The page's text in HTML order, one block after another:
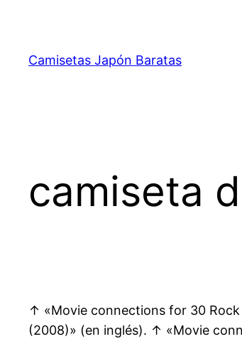
contenido
Camisetas Japón Baratas
camiseta
↑ «Movie connections for 30
(2008)» (en inglés). ↑ «Movie